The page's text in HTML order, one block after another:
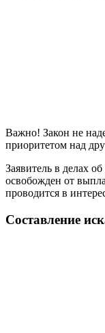
Важно! Закон не
приоритетом над
Заявитель в делах
освобожден от
проводится в
Составление